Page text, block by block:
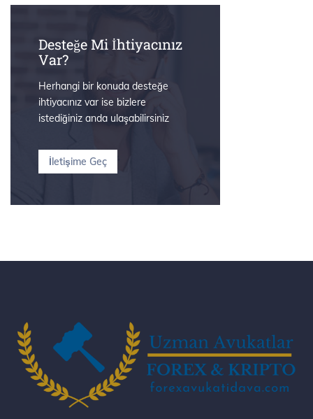
Desteğe Mi İhtiyacınız
Var?
Herhangi bir konuda desteğe
ihtiyacınız var ise bizlere
istediğiniz anda ulaşabilirsiniz
İletişime Geç